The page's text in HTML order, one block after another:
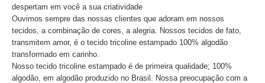
despertam em você a sua criatividade
Ouvimos sempre das nossas clientes que adoram em nossos
tecidos, a combinação de cores, a alegria. Nossos tecidos de fato,
transmitem amor, é o tecido tricoline estampado 100% algodão
transformado em carinho.
Nosso tecido tricoline estampado é de primeira qualidade; 100%
algodão, em algodão produzido no Brasil. Nossa preocupação com a